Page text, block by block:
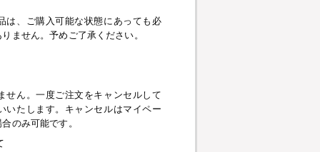
は、ご購入可能な状態にあっても必
ません。予めご了承ください。
せん。一度ご注文をキャンセルして
いたします。キャンセルはマイペー
のみ可能です。